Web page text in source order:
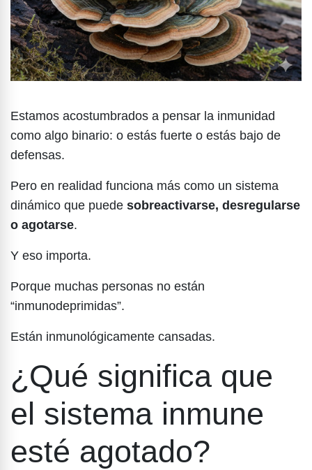
Estamos acostumbrados a pensar la inmunidad
como algo binario: o estás fuerte o estás bajo de
defensas.
Pero en realidad funciona más como un sistema
dinámico que puede sobreactivarse, desregularse
o agotarse.
Y eso importa.
Porque muchas personas no están
“inmunodeprimidas”.
Están inmunológicamente cansadas.
¿Qué significa que
el sistema inmune
esté agotado?